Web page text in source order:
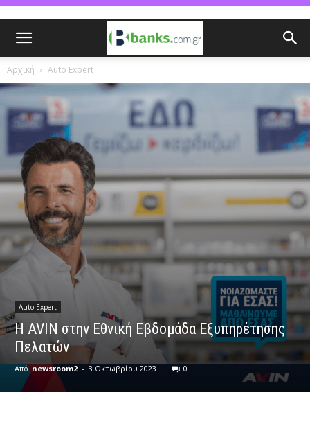
Αρχική Auto Expert
Auto Expert
Η AVIN στην Εθνική Εβδομάδα Εξυπηρέτησης
Πελατών
Από newsroom2 - 3 Οκτωβρίου 2023 0